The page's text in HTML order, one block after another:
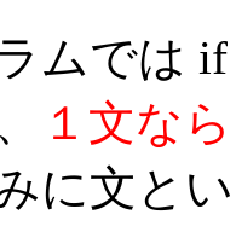
ムでは if
１文な
に文と